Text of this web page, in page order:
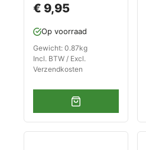
zwart
€ 9,95
Op voorraad
Gewicht: 0.87kg
Incl. BTW / Excl.
Verzendkosten